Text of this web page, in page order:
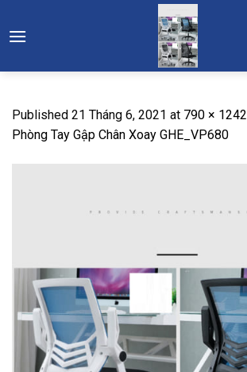
to
Published 21 Tháng 6, 2021 at 790 × 1242
Phòng Tay Gập Chân Xoay GHE_VP680